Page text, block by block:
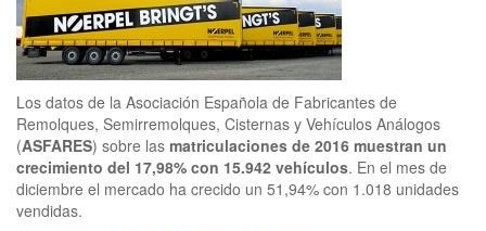
Los datos de la Asociación Española de Fabricantes de
Remolques, Semirremolques, Cisternas y Vehículos Análogos
(ASFARES) sobre las matriculaciones de 2016 muestran un
crecimiento del 17,98% con 15.942 vehículos. En el mes de
diciembre el mercado ha crecido un 51,94% con 1.018 unidades
vendidas.